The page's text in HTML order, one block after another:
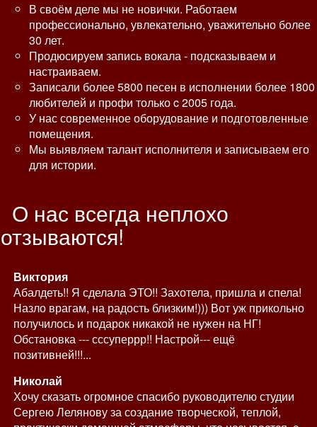
В своём деле мы не новички. Работаем
профессионально, увлекательно, уважительно более
30 лет.
Продюсируем запись вокала - подсказываем и
настраиваем.
Записали более 5800 песен в исполнении более 1800
любителей и профи только c 2005 года.
У нас современное оборудование и подготовленные
помещения.
Мы выявляем талант исполнителя и записываем его
для истории.
О нас всегда неплохо
отзываются!
Виктория
Абалдеть!! Я сделала ЭТО!! Захотела, пришла и спела!
Назло врагам, на радость близким!))) Вот уж прикольно
получилось и подарок никакой не нужен на НГ!
Обстановка --- сссуперрр!! Настрой--- ещё
позитивней!!!...
Николай
Хочу сказать огромное спасибо руководителю студии
Сергею Лелянову за создание творческой, теплой,